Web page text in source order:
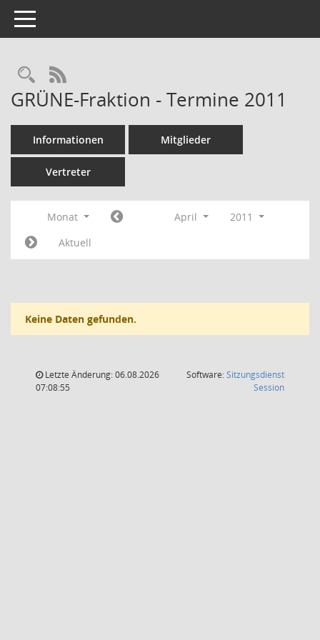
Toggle navigation
Rechercheauswahl
RSS-Feed
GRÜNE-Fraktion - Termine 2011
Informationen Mitglieder
Vertreter
Monat April
2011
Aktuell
Keine Daten gefunden.
Letzte Änderung: 06.08.2026
07:08:55
Software:Sitzungsdienst
Session(Wird in